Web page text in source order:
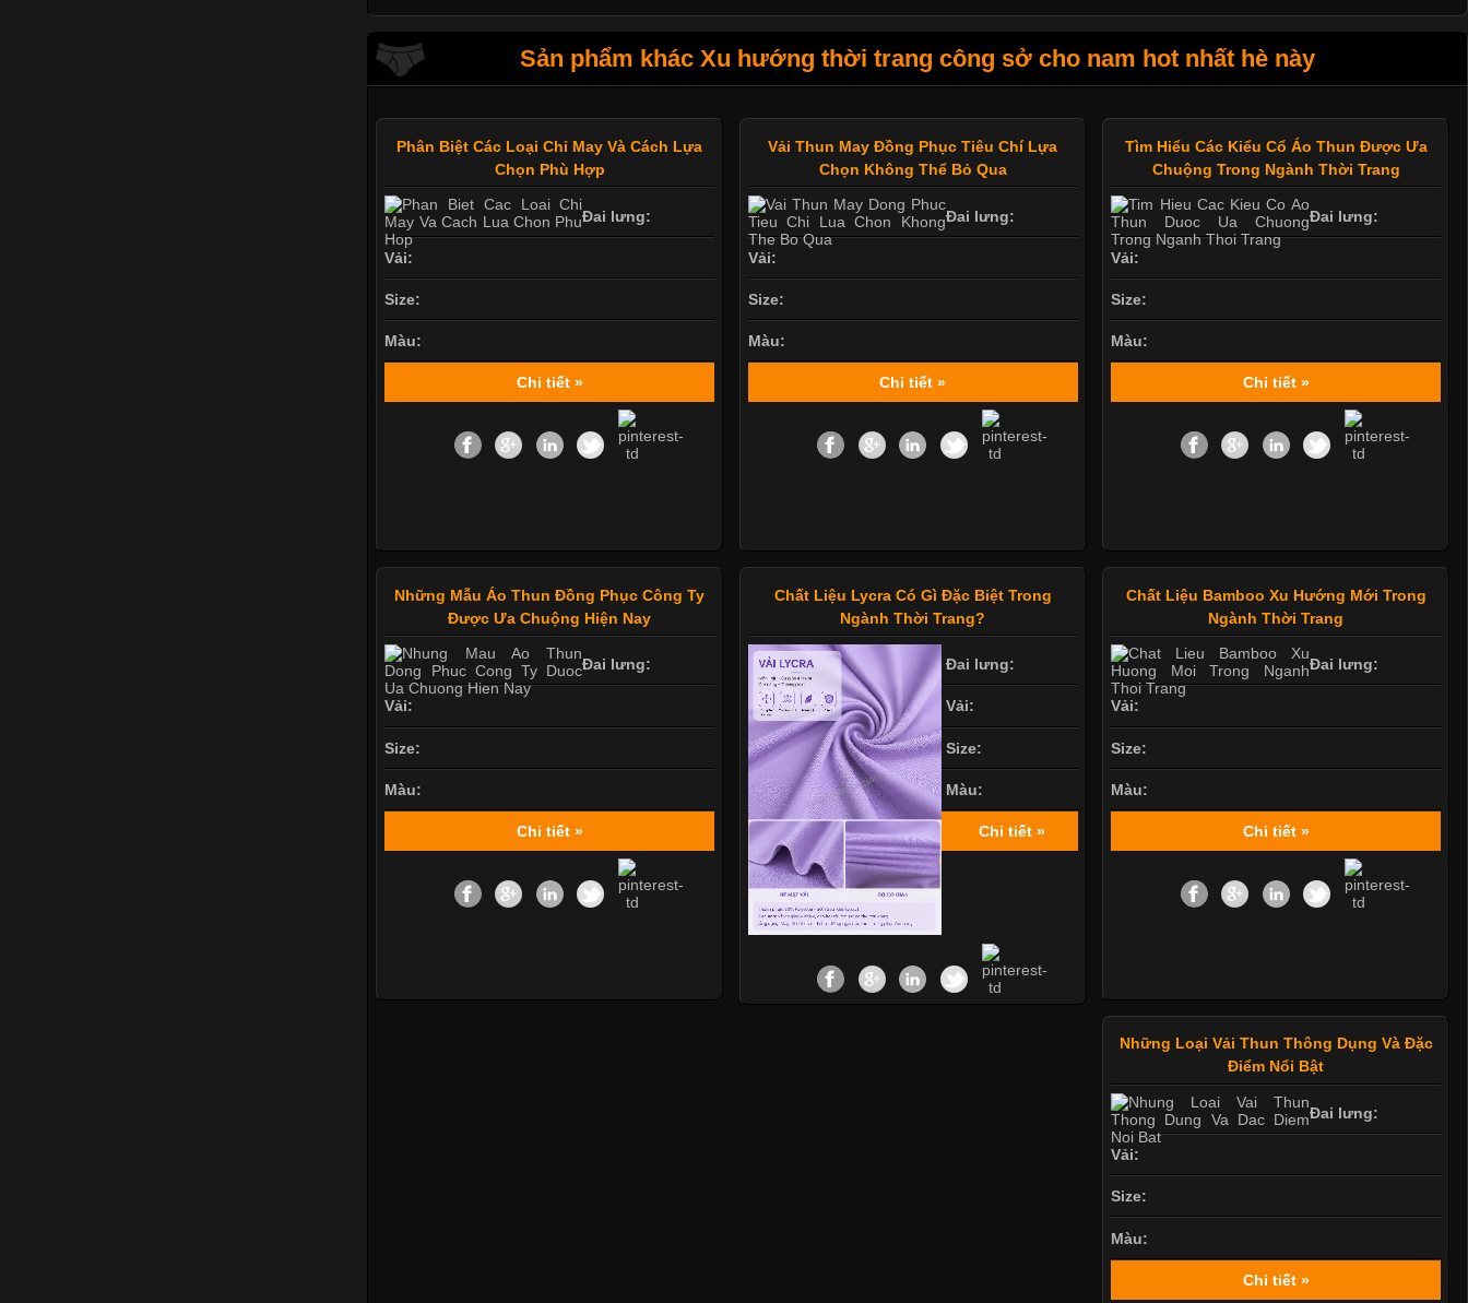
Sản phẩm khác Xu hướng thời trang công sở cho nam hot nhất hè này
Phân Biệt Các Loại Chỉ May Và Cách Lựa
Chọn Phù Hợp
Đai lưng:
Vải:
Size:
Màu:
Chi tiết »
Vải Thun May Đồng Phục Tiêu Chí Lựa
Chọn Không Thể Bỏ Qua
Đai lưng:
Vải:
Size:
Màu:
Chi tiết »
Tìm Hiểu Các Kiểu Cổ Áo Thun Được Ưa
Chuộng Trong Ngành Thời Trang
Đai lưng:
Vải:
Size:
Màu:
Chi tiết »
Những Mẫu Áo Thun Đồng Phục Công Ty
Được Ưa Chuộng Hiện Nay
Đai lưng:
Vải:
Size:
Màu:
Chi tiết »
Chất Liệu Lycra Có Gì Đặc Biệt Trong
Ngành Thời Trang?
Đai lưng:
Vải:
Size:
Màu:
Chi tiết »
Chất Liệu Bamboo Xu Hướng Mới Trong
Ngành Thời Trang
Đai lưng:
Vải:
Size:
Màu:
Chi tiết »
Những Loại Vải Thun Thông Dụng Và Đặc
Điểm Nổi Bật
Đai lưng:
Vải:
Size:
Màu:
Chi tiết »